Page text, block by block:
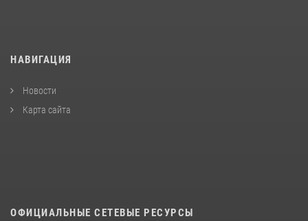
НАВИГАЦИЯ
Новости
Карта сайта
ОФИЦИАЛЬНЫЕ СЕТЕВЫЕ РЕСУРСЫ